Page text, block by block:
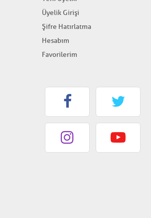
Üyelik Girişi
Şifre Hatırlatma
Hesabım
Favorilerim